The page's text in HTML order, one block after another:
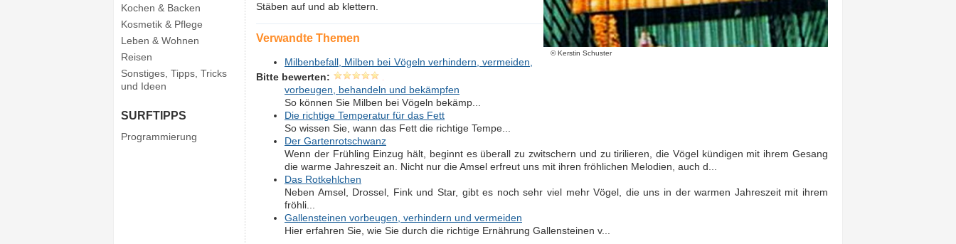
© Kerstin Schuster
Stäben auf und ab klettern.
Bitte bewerten:
Verwandte Themen
Milbenbefall, Milben bei Vögeln verhindern, vermeiden,
vorbeugen, behandeln und bekämpfen
So können Sie Milben bei Vögeln bekämp...
Die richtige Temperatur für das Fett
So wissen Sie, wann das Fett die richtige Tempe...
Der Gartenrotschwanz
Wenn der Frühling Einzug hält, beginnt es überall zu zwitschern und zu tirilieren, die Vögel kündigen mit ihrem Gesang
die warme Jahreszeit an. Nicht nur die Amsel erfreut uns mit ihren fröhlichen Melodien, auch d...
Das Rotkehlchen
Neben Amsel, Drossel, Fink und Star, gibt es noch sehr viel mehr Vögel, die uns in der warmen Jahreszeit mit ihrem
fröhli...
Gallensteinen vorbeugen, verhindern und vermeiden
Hier erfahren Sie, wie Sie durch die richtige Ernährung Gallensteinen v...
Kochen & Backen
Kosmetik & Pflege
Leben & Wohnen
Reisen
Sonstiges, Tipps, Tricks
und Ideen
SURFTIPPS
Programmierung